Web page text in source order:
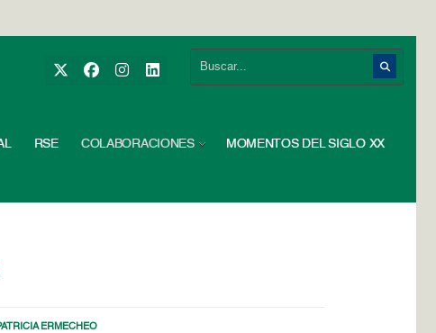
RSE COLABORACIONES MOMENTOS DEL SIGLO XX
ERMECHEO